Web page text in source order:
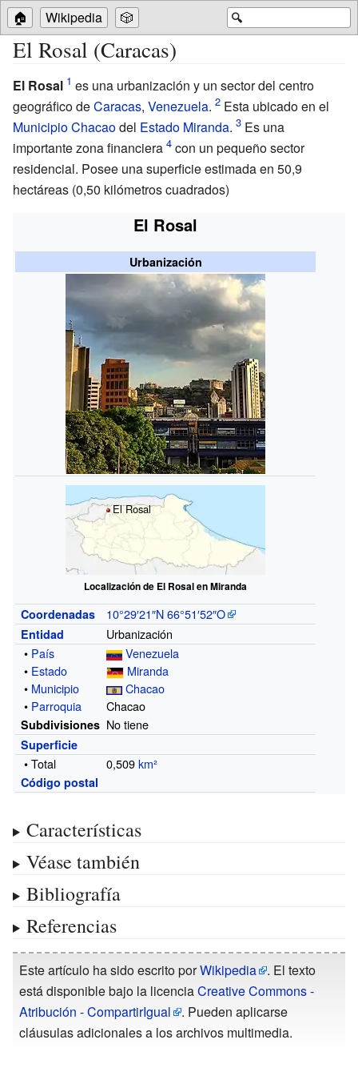
🔍
🏠 Wikipedia 🎲
El Rosal (Caracas)
El Rosal
es una urbanización y un sector del centro
geográfico deCaracas, Venezuela.
Esta ubicado en el
Municipio Chacaodel Estado Miranda.
Es una
importante zona financiera
con un pequeño sector
residencial. Posee una superficie estimada en 50,9
hectáreas (0,50 kilómetros cuadrados)
El Rosal
Urbanización
El Rosal
Localización de El Rosal en Miranda
Coordenadas 10°29′21″N66°51′52″O
Entidad
Urbanización
• País
Venezuela
• Estado
Miranda
• Municipio
Chacao
• Parroquia Chacao
Subdivisiones No tiene
Superficie
• Total 0,509km²
Código postal
Características
Véase también
Bibliografía
Referencias
Este artículo ha sido escrito porWikipedia
. El texto
está disponible bajo la licenciaCreative Commons -
Atribución - CompartirIgual
. Pueden aplicarse
cláusulas adicionales a los archivos multimedia.